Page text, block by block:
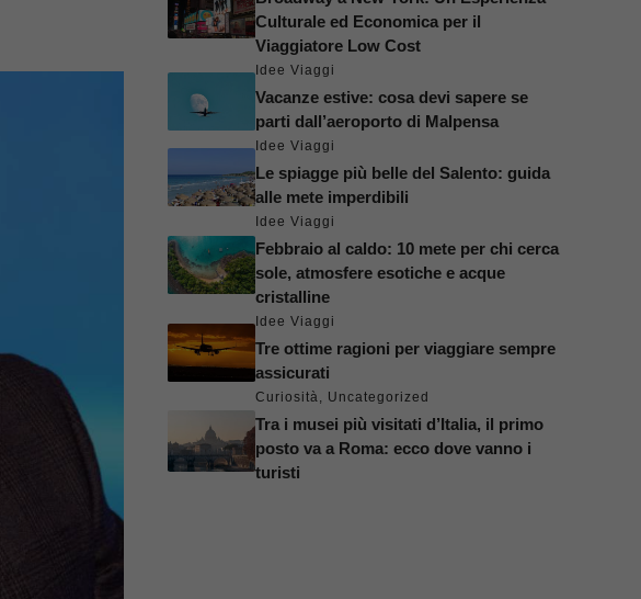
Culturale ed Economica per il
Viaggiatore Low Cost
Idee Viaggi
Vacanze estive: cosa devi sapere se
parti dall’aeroporto di Malpensa
Idee Viaggi
Le spiagge più belle del Salento: guida
alle mete imperdibili
Idee Viaggi
Febbraio al caldo: 10 mete per chi cerca
sole, atmosfere esotiche e acque
cristalline
Idee Viaggi
Tre ottime ragioni per viaggiare sempre
assicurati
Curiosità, Uncategorized
Tra i musei più visitati d’Italia, il primo
posto va a Roma: ecco dove vanno i
turisti